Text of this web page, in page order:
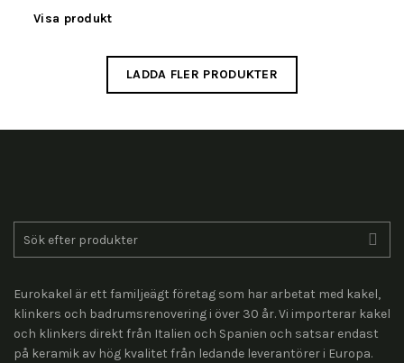
Visa produkt
LADDA FLER PRODUKTER
Eurokakel är ett familjeägt företag som har arbetat med kakel,
klinkers och badrumsrenovering i över 30 år. Vi importerar kakel
och klinkers direkt från Italien och Spanien och satsar endast
på keramik av hög kvalitet från ledande leverantörer i Europa.